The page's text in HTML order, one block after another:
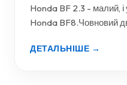
Honda BF 2.3 - малий,
Honda BF8.Човновий
ДЕТАЛЬНІШЕ →